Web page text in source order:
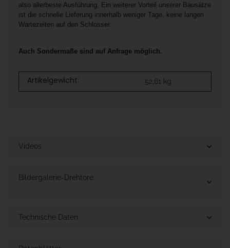
also allerbeste Ausführung. Ein weiterer Vorteil unserer Bausätze
ist die schnelle Lieferung innerhalb weniger Tage, keine langen
Wartezeiten auf den Schlosser.
Auch Sondermaße sind auf Anfrage möglich.
Artikelgewicht: 52,61 kg
Videos
Bildergalerie-Drehtore
Technische Daten